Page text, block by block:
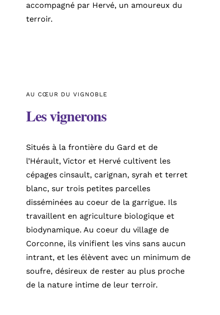
accompagné par Hervé, un amoureux du
terroir.
AU CŒUR DU VIGNOBLE
Les vignerons
Situés à la frontière du Gard et de
l’Hérault, Victor et Hervé cultivent les
cépages cinsault, carignan, syrah et terret
blanc, sur trois petites parcelles
disséminées au coeur de la garrigue. Ils
travaillent en agriculture biologique et
biodynamique. Au coeur du village de
Corconne, ils vinifient les vins sans aucun
intrant, et les élèvent avec un minimum de
soufre, désireux de rester au plus proche
de la nature intime de leur terroir.